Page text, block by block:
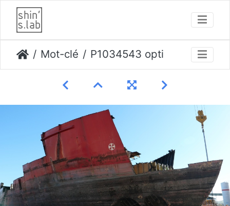
Mot-clé P1034543 opti